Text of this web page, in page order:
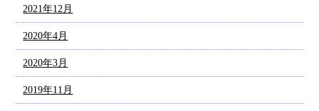
2021年12月
2020年4月
2020年3月
2019年11月